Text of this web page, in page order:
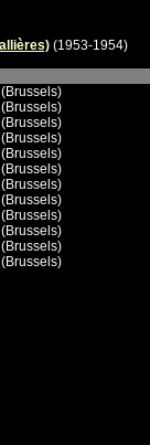
(1953-1954)